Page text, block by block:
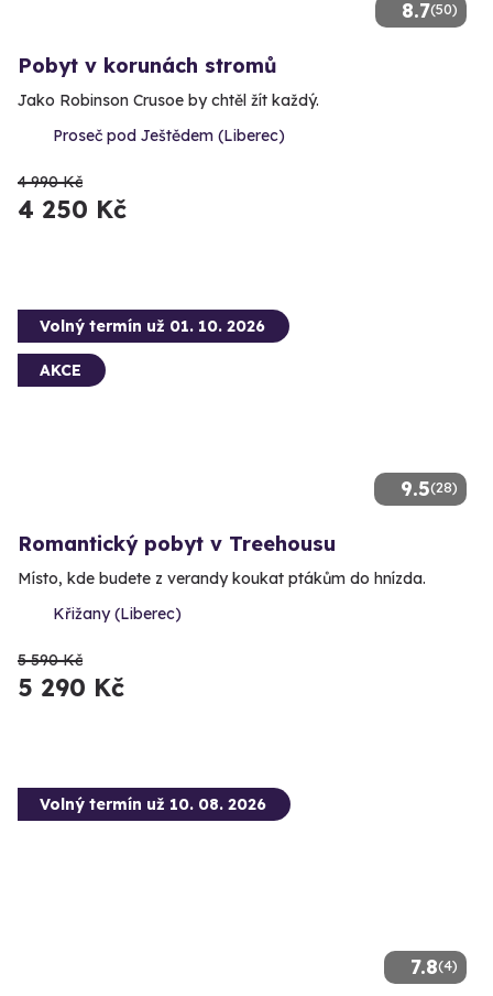
8.7(50)
Pobyt v korunách stromů
Jako Robinson Crusoe by chtěl žít každý.
Proseč pod Ještědem (Liberec)
4 990 Kč
4 250 Kč
9.5(28)
Volný termín už 01. 10. 2026
AKCE
Romantický pobyt v Treehousu
Místo, kde budete z verandy koukat ptákům do hnízda.
Křižany (Liberec)
5 590 Kč
5 290 Kč
7.8(4)
Volný termín už 10. 08. 2026